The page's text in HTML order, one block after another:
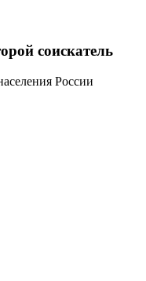
соискатель
России